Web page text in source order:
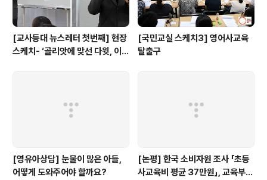
[교사등대 뉴스레터 첫번째] 현장
스케치- ‘골리앗에 맞선 다윗, 이계
[국민교실 스케치3] 영어사교육
탈출구
[영유아상담] 눈물이 많은 아들,
어떻게 도와주어야 할까요?
[논평] 한국 소비자원 조사 「초등
사교육비 평균 37만원」, 교육부